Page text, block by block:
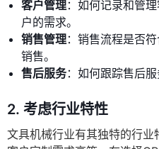
客户管理：如何记录和管
户的需求。
销售管理：销售流程是否
销售。
售后服务：如何跟踪售后服
2. 考虑行业特性
文具机械行业有其独特的行业